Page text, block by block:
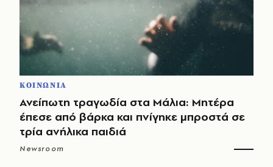
ΚΟΙΝΩΝΙΑ
Ανείπωτη τραγωδία στα Μάλια: Μητέρα
έπεσε από βάρκα και πνίγηκε μπροστά σε
τρία ανήλικα παιδιά
Newsroom